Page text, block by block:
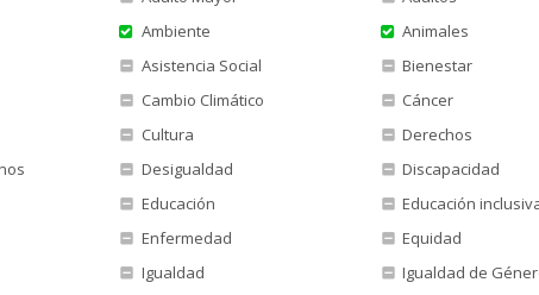
Ambiente
Animales
Asistencia Social
Bienestar
Cambio Climático
Cáncer
Cultura
Derechos
Desigualdad
Discapacidad
Educación
Educación
Enfermedad
Equidad
Igualdad
Igualdad de